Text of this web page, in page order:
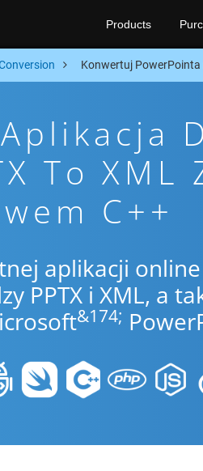
Products
Konwertuj PowerPointa
To XML
C++
aplikacji
PPTX i XML, a
&174;